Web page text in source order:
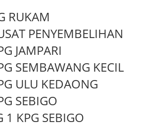
RUKAM
PENYEMBELIHAN
JAMPARI
SEMBAWANG KECIL
ULU KEDAONG
SEBIGO
1 KPG SEBIGO